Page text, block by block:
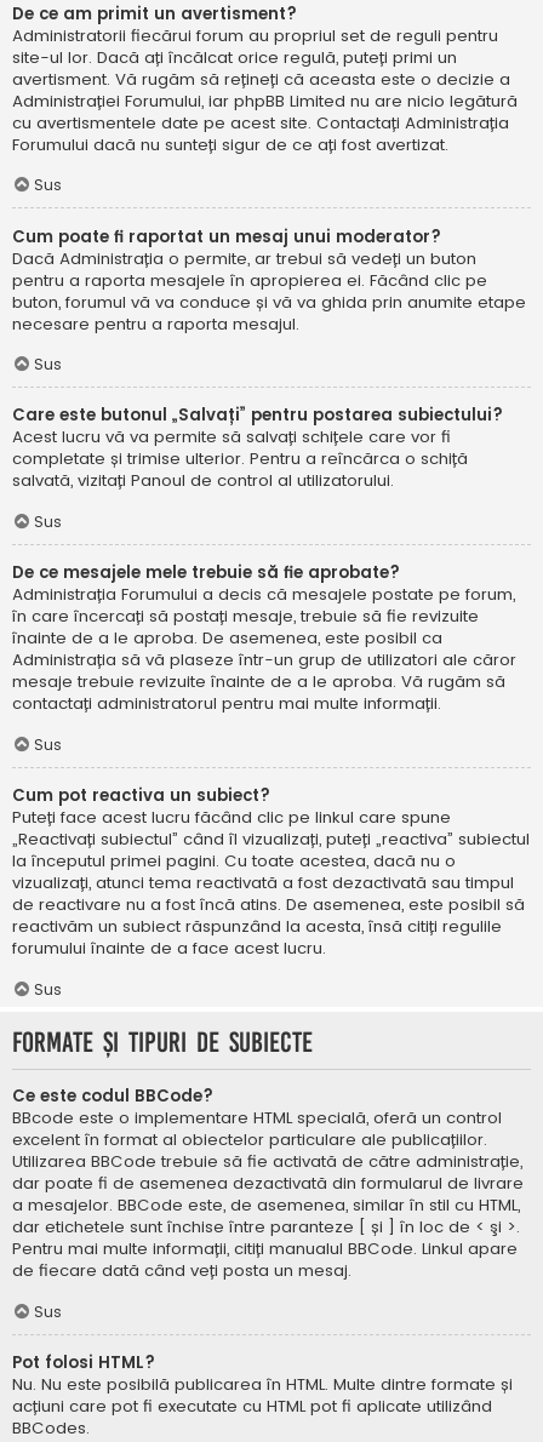
De ce am primit un avertisment?
Administratorii fiecărui forum au propriul set de reguli pentru
site-ul lor. Dacă ați încălcat orice regulă, puteți primi un
avertisment. Vă rugăm să rețineți că aceasta este o decizie a
Administrației Forumului, iar phpBB Limited nu are nicio legătură
cu avertismentele date pe acest site. Contactați Administrația
Forumului dacă nu sunteți sigur de ce ați fost avertizat.
Sus
Cum poate fi raportat un mesaj unui moderator?
Dacă Administrația o permite, ar trebui să vedeți un buton
pentru a raporta mesajele în apropierea ei. Făcând clic pe
buton, forumul vă va conduce și vă va ghida prin anumite etape
necesare pentru a raporta mesajul.
Sus
Care este butonul „Salvați” pentru postarea subiectului?
Acest lucru vă va permite să salvați schițele care vor fi
completate și trimise ulterior. Pentru a reîncărca o schiță
salvată, vizitați Panoul de control al utilizatorului.
Sus
De ce mesajele mele trebuie să fie aprobate?
Administrația Forumului a decis că mesajele postate pe forum,
în care încercați să postați mesaje, trebuie să fie revizuite
înainte de a le aproba. De asemenea, este posibil ca
Administrația să vă plaseze într-un grup de utilizatori ale căror
mesaje trebuie revizuite înainte de a le aproba. Vă rugăm să
contactați administratorul pentru mai multe informații.
Sus
Cum pot reactiva un subiect?
Puteți face acest lucru făcând clic pe linkul care spune
„Reactivați subiectul” când îl vizualizați, puteți „reactiva” subiectul
la începutul primei pagini. Cu toate acestea, dacă nu o
vizualizați, atunci tema reactivată a fost dezactivată sau timpul
de reactivare nu a fost încă atins. De asemenea, este posibil să
reactivăm un subiect răspunzând la acesta, însă citiți regulile
forumului înainte de a face acest lucru.
Sus
Formate și tipuri de subiecte
Ce este codul BBCode?
BBcode este o implementare HTML specială, oferă un control
excelent în format al obiectelor particulare ale publicațiilor.
Utilizarea BBCode trebuie să fie activată de către administrație,
dar poate fi de asemenea dezactivată din formularul de livrare
a mesajelor. BBCode este, de asemenea, similar în stil cu HTML,
dar etichetele sunt închise între paranteze [ și ] în loc de < şi >.
Pentru mai multe informații, citiți manualul BBCode. Linkul apare
de fiecare dată când veți posta un mesaj.
Sus
Pot folosi HTML?
Nu. Nu este posibilă publicarea în HTML. Multe dintre formate și
acțiuni care pot fi executate cu HTML pot fi aplicate utilizând
BBCodes.